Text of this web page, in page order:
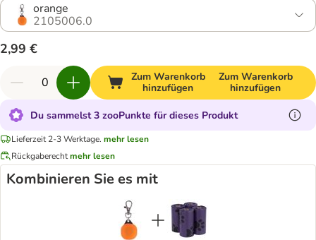
orange
2105006.0
2,99 €
Zum Warenkorb
hinzufügen
Zum Warenkorb
hinzufügen
Du sammelst 3 zooPunkte für dieses Produkt
Lieferzeit 2-3 Werktage. mehr lesen
Rückgaberechtmehr lesen
Kombinieren Sie es mit